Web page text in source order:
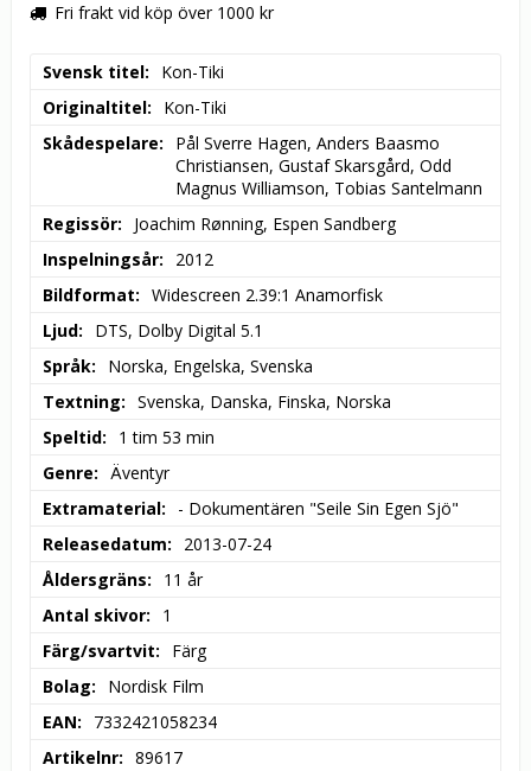
Fri frakt vid köp över 1000 kr
Svensk titel
Kon-Tiki
Originaltitel
Kon-Tiki
Skådespelare
Pål Sverre Hagen, Anders Baasmo
Christiansen, Gustaf Skarsgård, Odd
Magnus Williamson, Tobias Santelmann
Regissör
Joachim Rønning, Espen Sandberg
Inspelningsår
2012
Bildformat
Widescreen 2.39:1 Anamorfisk
Ljud
DTS, Dolby Digital 5.1
Språk
Norska, Engelska, Svenska
Textning
Svenska, Danska, Finska, Norska
Speltid
1 tim 53 min
Genre
Äventyr
Extramaterial
- Dokumentären "Seile Sin Egen Sjö"
Releasedatum
2013-07-24
Åldersgräns
11 år
Antal skivor
1
Färg/svartvit
Färg
Bolag
Nordisk Film
EAN
7332421058234
Artikelnr
89617